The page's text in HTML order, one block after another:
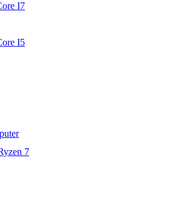
I7
I5
7